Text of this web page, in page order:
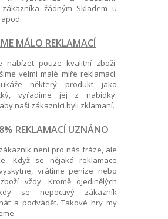
zákazníka žádným Skladem u
MÁLO REKLAMACÍ
nabízet pouze kvalitní zboží.
velmi malé míře reklamací.
některý produkt jako
vyřadíme jej z nabídky.
naši zákazníci byli zklamaní.
REKLAMACÍ UZNÁNO
není pro nás fráze, ale
Když se nějaká reklamace
vrátíme peníze nebo
vždy. Kromě ojedinělých
se nepoctivý zákazník
a podvádět. Takové hry my